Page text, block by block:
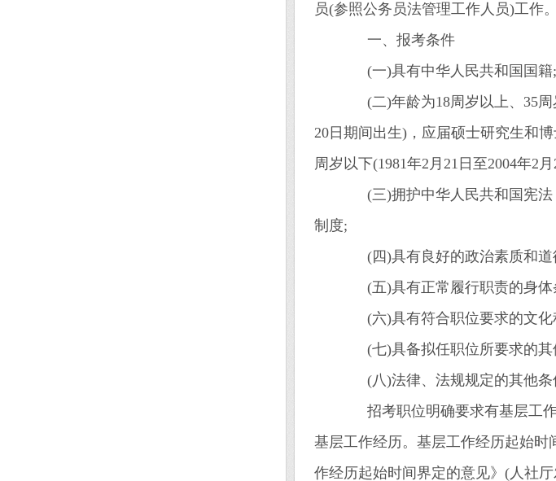
员(参照公务员法管理工作人员)工作
一、报考条件
(一)具有中华人民共和国国籍;
(二)年龄为18周岁以上、35周
20日期间出生)，应届硕士研究生和
周岁以下(1981年2月21日至2004年2
(三)拥护中华人民共和国宪法
制度;
(四)具有良好的政治素质和道
(五)具有正常履行职责的身体
(六)具有符合职位要求的文化
(七)具备拟任职位所要求的其
(八)法律、法规规定的其他条
招考职位明确要求有基层工作
基层工作经历。基层工作经历起始
作经历起始时间界定的意见》(人社